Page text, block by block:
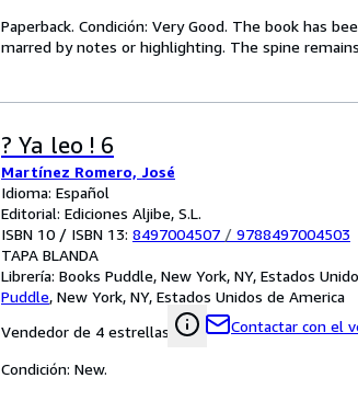
Paperback. Condición: Very Good. The book has
marred by notes or highlighting. The spine
? Ya leo ! 6
Martínez Romero, José
Idioma: Español
Editorial: Ediciones Aljibe, S.L.
ISBN 10 / ISBN 13: 8497004507 / 9788497004503
TAPA BLANDA
Librería: Books Puddle, New York, NY, Estados
Puddle, New York, NY, Estados Unidos de America
Vendedor de 4 estrellas
Contactar con el
Condición: New.